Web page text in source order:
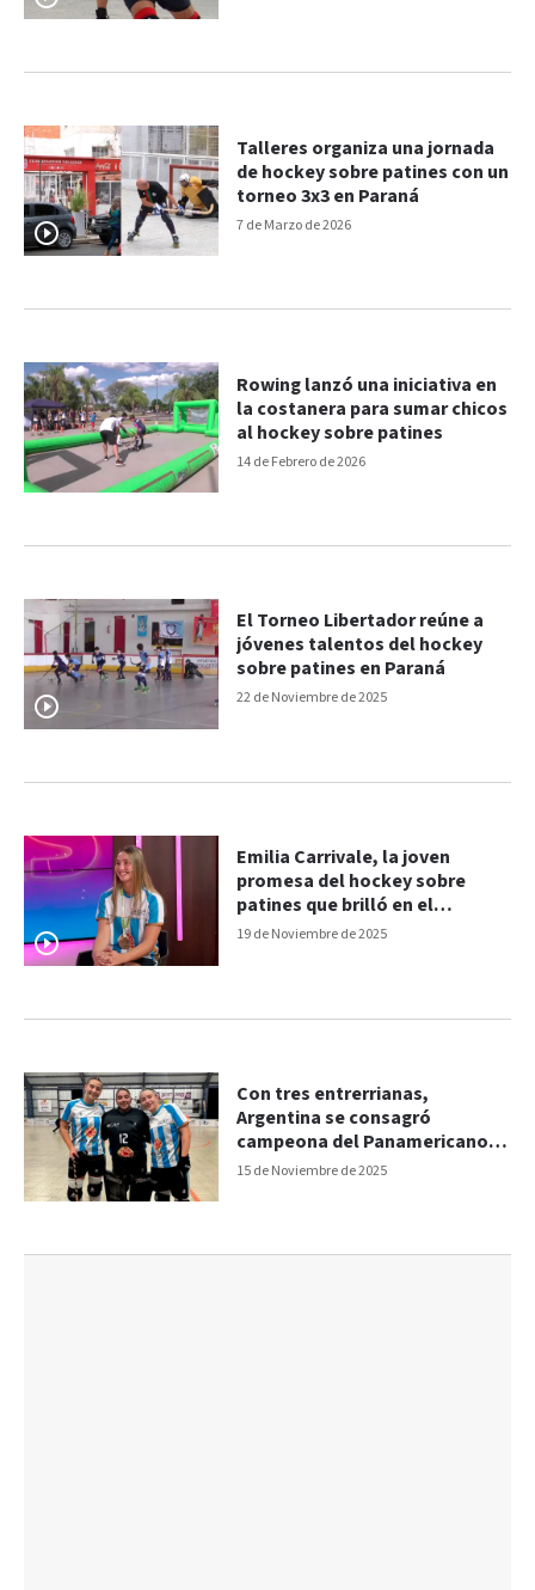
7 de Marzo de 2026
Talleres organiza una jornada
de hockey sobre patines con un
torneo 3x3 en Paraná
14 de Febrero de 2026
Rowing lanzó una iniciativa en
la costanera para sumar chicos
al hockey sobre patines
22 de Noviembre de 2025
El Torneo Libertador reúne a
jóvenes talentos del hockey
sobre patines en Paraná
19 de Noviembre de 2025
Emilia Carrivale, la joven
promesa del hockey sobre
patines que brilló en el
Panamericano: "Estoy
15 de Noviembre de 2025
Con tres entrerrianas,
Argentina se consagró
campeona del Panamericano
de Selecciones de hockey